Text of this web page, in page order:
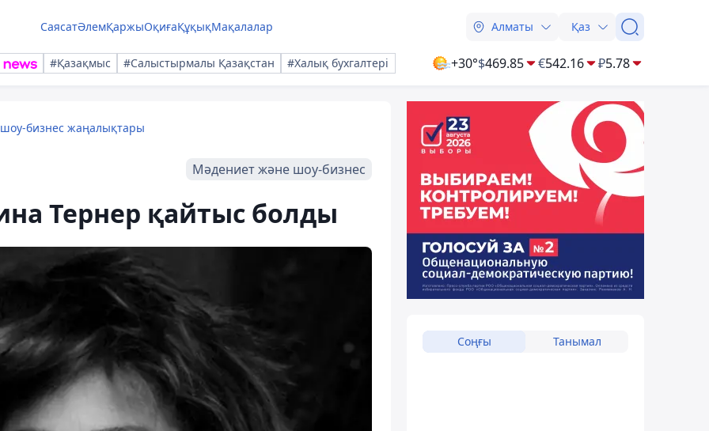
СаясатӘлемҚаржыОқиғаҚұқықМақалалар Алматы Қаз
#Қазақмыс #Салыстырмалы Қазақстан #Халық бухгалтері +30°$469.85 €542.16 ₽5.78
бизнес жаңалықтары
Мәдениет және шоу-бизнес
Тернер қайтыс болды
Соңғы Танымал